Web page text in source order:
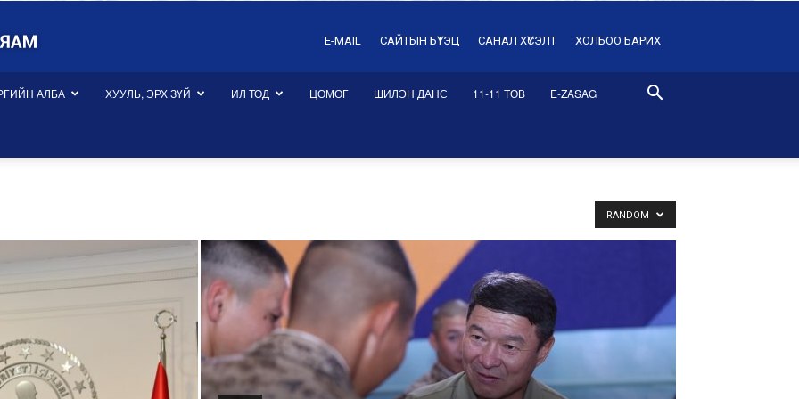
E-MAIL САЙТЫН БҮТЭЦ САНАЛ ХҮСЭЛТ ХОЛБОО БАРИХ
АЛБА ХУУЛЬ, ЭРХ ЗҮЙ ИЛ ТОД ЦОМОГ ШИЛЭН ДАНС 11-11 ТӨВ E-ZASAG
RANDOM